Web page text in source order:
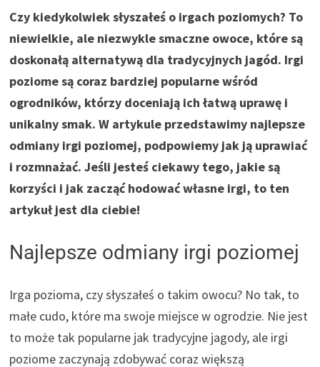
Czy kiedykolwiek słyszałeś o irgach poziomych? To
niewielkie, ale niezwykle smaczne owoce, które są
doskonałą alternatywą dla tradycyjnych jagód. Irgi
poziome są coraz bardziej popularne wśród
ogrodników, którzy doceniają ich łatwą uprawę i
unikalny smak. W artykule przedstawimy najlepsze
odmiany irgi poziomej, podpowiemy jak ją uprawiać
i rozmnażać. Jeśli jesteś ciekawy tego, jakie są
korzyści i jak zacząć hodować własne irgi, to ten
artykuł jest dla ciebie!
Najlepsze odmiany irgi poziomej
Irga pozioma, czy słyszałeś o takim owocu? No tak, to
małe cudo, które ma swoje miejsce w ogrodzie. Nie jest
to może tak popularne jak tradycyjne jagody, ale irgi
poziome zaczynają zdobywać coraz większą